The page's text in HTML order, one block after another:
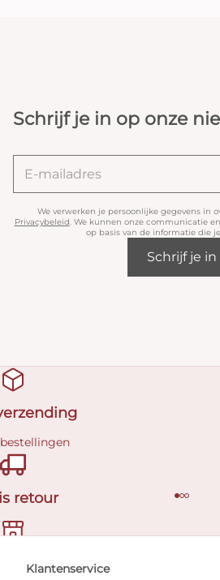
Schrijf je in op onze
We verwerken je persoonlijke gegevens in
Privacybeleid. We kunnen onze communicatie
op basis van de informatie die
Schrijf je in
retour
afspraak
Klantenservice